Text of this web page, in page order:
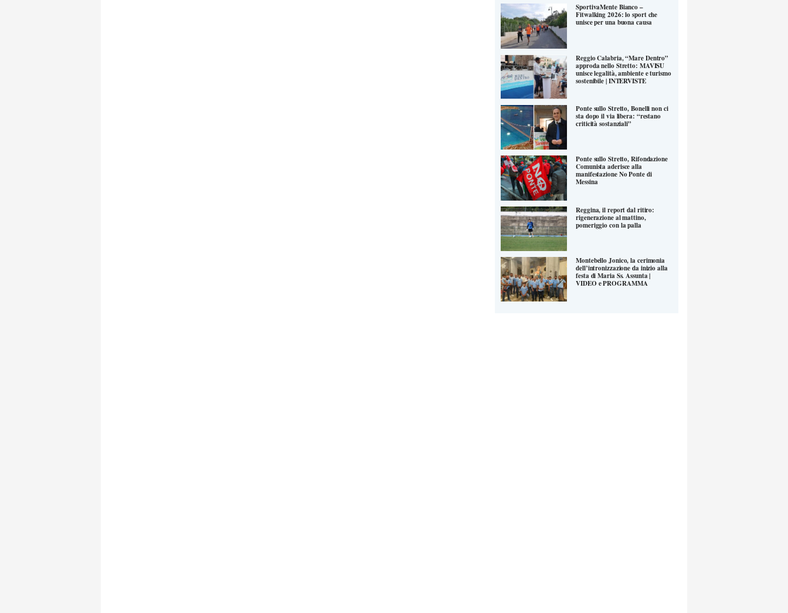
SportivaMente Bianco –
Fitwalking 2026: lo sport che
unisce per una buona causa
Reggio Calabria, “Mare Dentro”
approda nello Stretto: MAVISU
unisce legalità, ambiente e turismo
sostenibile | INTERVISTE
Ponte sullo Stretto, Bonelli non ci
sta dopo il via libera: “restano
criticità sostanziali”
Ponte sullo Stretto, Rifondazione
Comunista aderisce alla
manifestazione No Ponte di
Messina
Reggina, il report dal ritiro:
rigenerazione al mattino,
pomeriggio con la palla
Montebello Jonico, la cerimonia
dell’intronizzazione da inizio alla
festa di Maria Ss. Assunta |
VIDEO e PROGRAMMA